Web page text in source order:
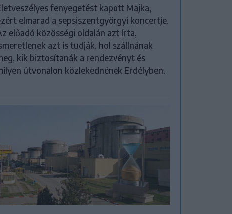
fenyegetést kapott Majka,
elmarad a sepsiszentgyörgyi koncertje.
előadó közösségi oldalán azt írta,
azt is tudják, hol szállnának
kik biztosítanák a rendezvényt és
útvonalon közlekednének Erdélyben.